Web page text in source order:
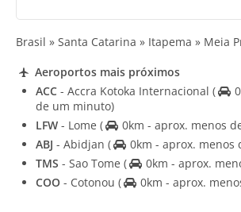
Brasil » Santa Catarina » Itapema » Meia
Aeroportos mais próximos
ACC - Accra Kotoka Internacional (
de um minuto)
LFW - Lome (
0km - aprox. menos
ABJ - Abidjan (
0km - aprox. menos
TMS - Sao Tome (
0km - aprox.
COO - Cotonou ( 0km - aprox.